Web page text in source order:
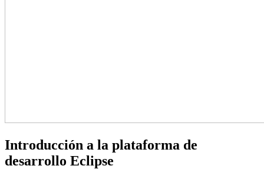
Introducción a la plataforma de
desarrollo Eclipse